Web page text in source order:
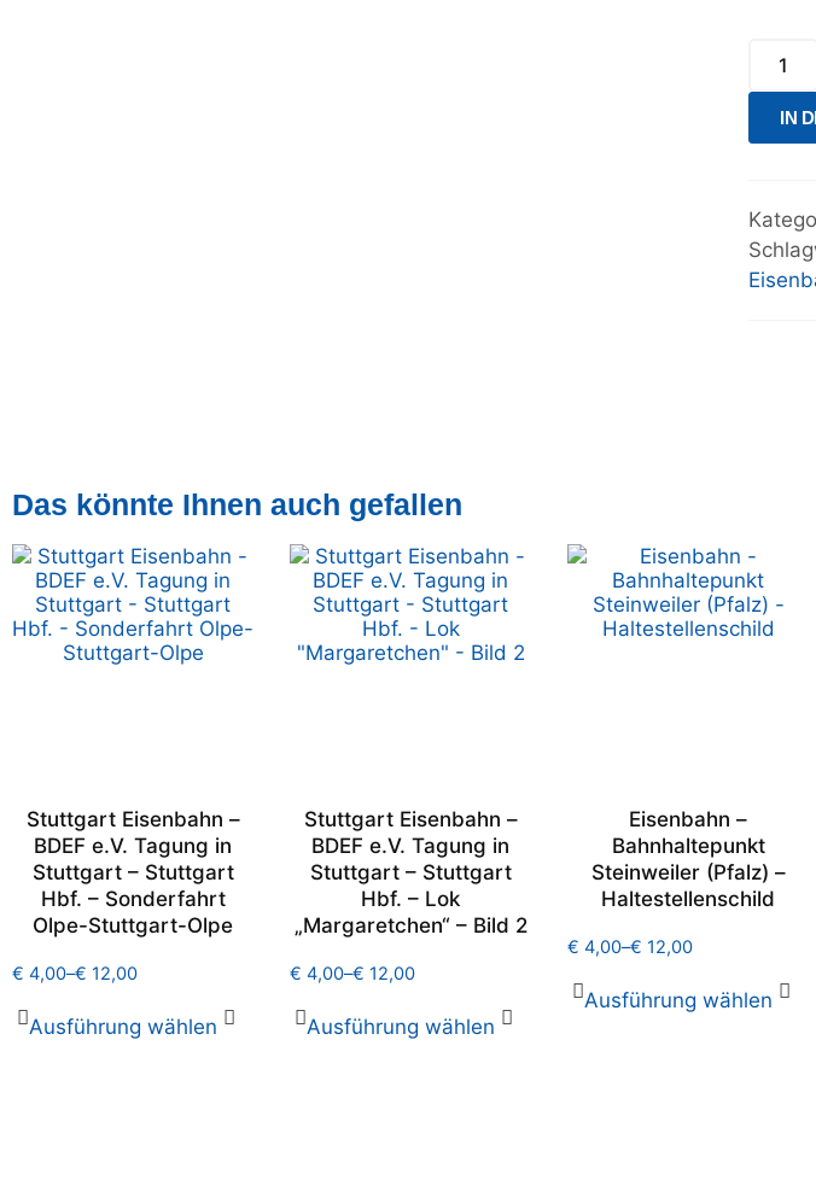
IN
Das könnte Ihnen auch gefallen
Stuttgart Eisenbahn –
BDEF e.V. Tagung in
Stuttgart – Stuttgart
Hbf. – Sonderfahrt
Olpe-Stuttgart-Olpe
€ 4,00–€ 12,00
Ausführung wählen
Stuttgart Eisenbahn –
BDEF e.V. Tagung in
Stuttgart – Stuttgart
Hbf. – Lok
„Margaretchen“ – Bild 2
€ 4,00–€ 12,00
Ausführung wählen
Eisenbahn –
Bahnhaltepunkt
Steinweiler (Pfalz) –
Haltestellenschild
€ 4,00–€ 12,00
Ausführung wählen